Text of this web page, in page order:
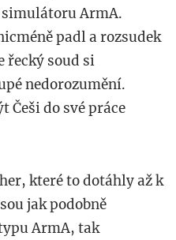
simulátoru ArmA.
padl a rozsudek
řecký soud si
nedorozumění.
Češi do své práce
které to dotáhly až k
jak podobně
ArmA, tak